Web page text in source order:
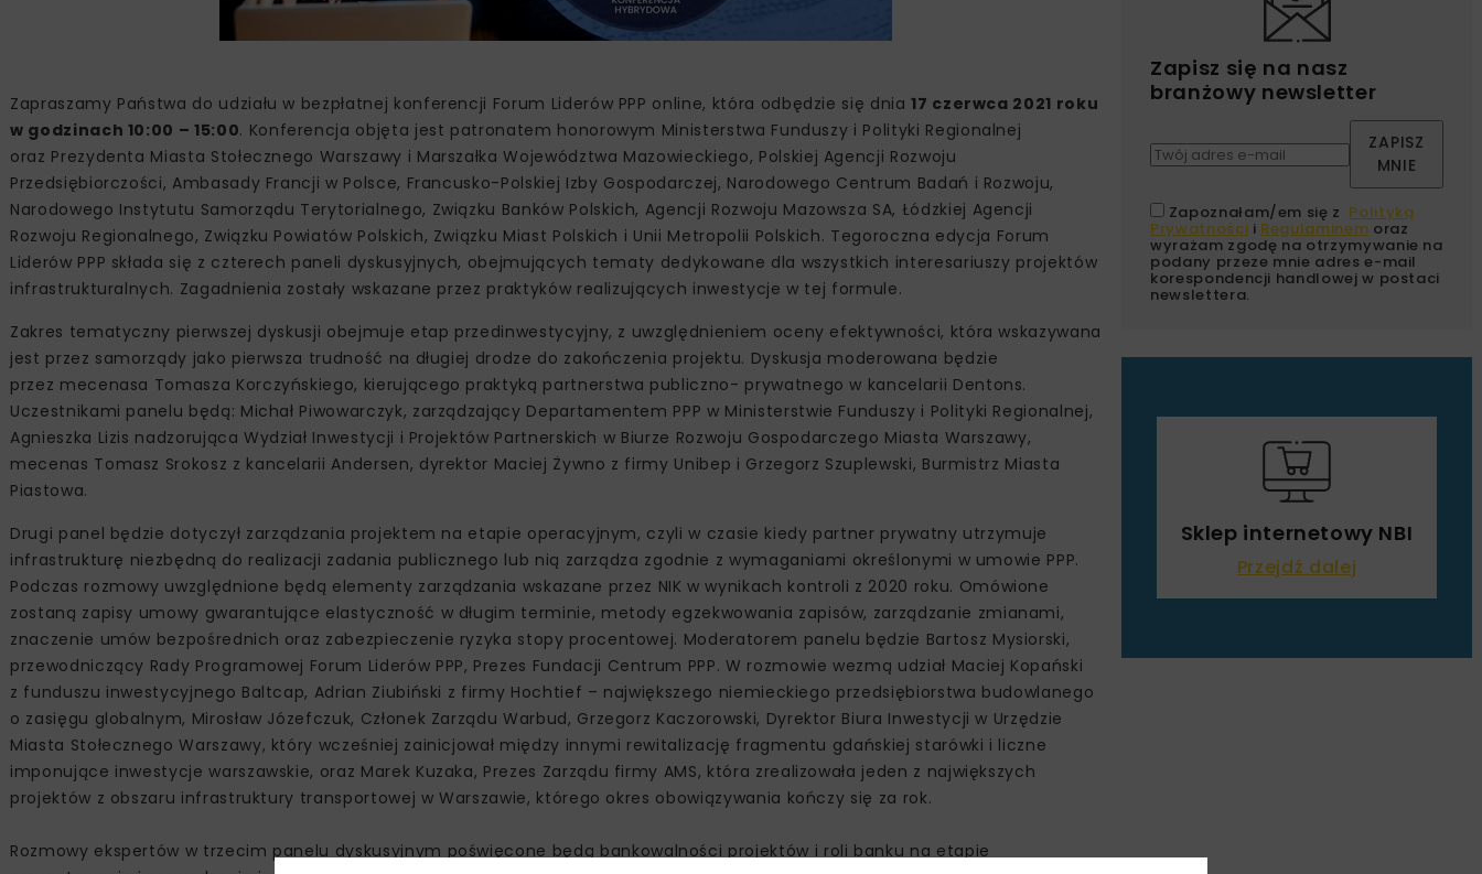
Zapraszamy Państwa do udziału w bezpłatnej konferencji Forum Liderów PPP online, która odbędzie się dnia17 czerwca 2021 roku
w godzinach 10:00 – 15:00. Konferencja objęta jest patronatem honorowym Ministerstwa Funduszy i Polityki Regionalnej
oraz Prezydenta Miasta Stołecznego Warszawy i Marszałka Województwa Mazowieckiego, Polskiej Agencji Rozwoju
Przedsiębiorczości, Ambasady Francji w Polsce, Francusko-Polskiej Izby Gospodarczej, Narodowego Centrum Badań i Rozwoju,
Narodowego Instytutu Samorządu Terytorialnego, Związku Banków Polskich, Agencji Rozwoju Mazowsza SA, Łódzkiej Agencji
Rozwoju Regionalnego, Związku Powiatów Polskich, Związku Miast Polskich i Unii Metropolii Polskich. Tegoroczna edycja Forum
Liderów PPP składa się z czterech paneli dyskusyjnych, obejmujących tematy dedykowane dla wszystkich interesariuszy projektów
infrastrukturalnych. Zagadnienia zostały wskazane przez praktyków realizujących inwestycje w tej formule.
Zakres tematyczny pierwszej dyskusji obejmuje etap przedinwestycyjny, z uwzględnieniem oceny efektywności, która wskazywana
jest przez samorządy jako pierwsza trudność na długiej drodze do zakończenia projektu. Dyskusja moderowana będzie
przez mecenasa Tomasza Korczyńskiego, kierującego praktyką partnerstwa publiczno- prywatnego w kancelarii Dentons.
Uczestnikami panelu będą: Michał Piwowarczyk, zarządzający Departamentem PPP w Ministerstwie Funduszy i Polityki Regionalnej,
Agnieszka Lizis nadzorująca Wydział Inwestycji i Projektów Partnerskich w Biurze Rozwoju Gospodarczego Miasta Warszawy,
mecenas Tomasz Srokosz z kancelarii Andersen, dyrektor Maciej Żywno z firmy Unibep i Grzegorz Szuplewski, Burmistrz Miasta
Piastowa.
Drugi panel będzie dotyczył zarządzania projektem na etapie operacyjnym, czyli w czasie kiedy partner prywatny utrzymuje
infrastrukturę niezbędną do realizacji zadania publicznego lub nią zarządza zgodnie z wymaganiami określonymi w umowie PPP.
Podczas rozmowy uwzględnione będą elementy zarządzania wskazane przez NIK w wynikach kontroli z 2020 roku. Omówione
zostaną zapisy umowy gwarantujące elastyczność w długim terminie, metody egzekwowania zapisów, zarządzanie zmianami,
znaczenie umów bezpośrednich oraz zabezpieczenie ryzyka stopy procentowej. Moderatorem panelu będzie Bartosz Mysiorski,
przewodniczący Rady Programowej Forum Liderów PPP, Prezes Fundacji Centrum PPP. W rozmowie wezmą udział Maciej Kopański
z funduszu inwestycyjnego Baltcap, Adrian Ziubiński z firmy Hochtief – największego niemieckiego przedsiębiorstwa budowlanego
o zasięgu globalnym, Mirosław Józefczuk, Członek Zarządu Warbud, Grzegorz Kaczorowski, Dyrektor Biura Inwestycji w Urzędzie
Miasta Stołecznego Warszawy, który wcześniej zainicjował między innymi rewitalizację fragmentu gdańskiej starówki i liczne
imponujące inwestycje warszawskie, oraz Marek Kuzaka, Prezes Zarządu firmy AMS, która zrealizowała jeden z największych
projektów z obszaru infrastruktury transportowej w Warszawie, którego okres obowiązywania kończy się za rok.
Rozmowy ekspertów w trzecim panelu dyskusyjnym poświęcone będą bankowalności projektów i roli banku na etapie
Zapisz się na nasz
branżowy newsletter
ZAPISZ
MNIE
Zapoznałam/em się z Polityką
Prywatności i Regulaminem oraz
wyrażam zgodę na otrzymywanie na
podany przeze mnie adres e-mail
korespondencji handlowej w postaci
newslettera.
Sklep internetowy NBI
Przejdź dalej